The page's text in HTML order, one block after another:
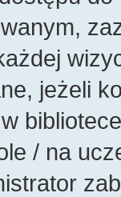
jeżeli
/ na